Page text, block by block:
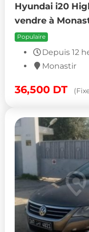
Hyundai i20
vendre à
Populaire
Depuis 12
Monastir
36,500 DT